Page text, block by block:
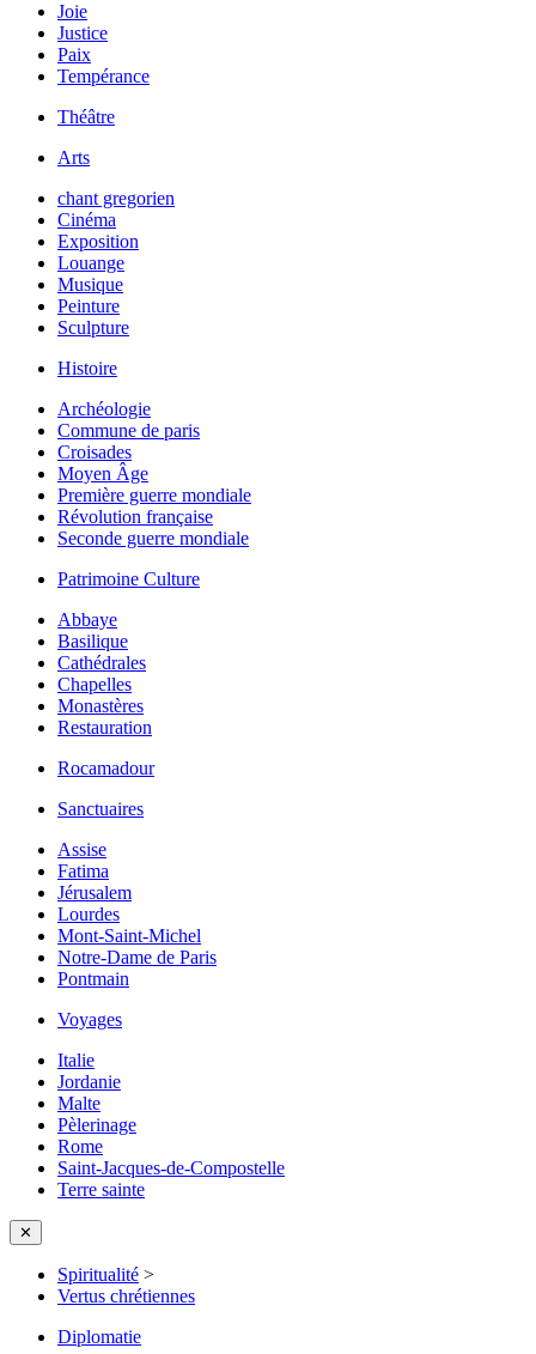
Joie
Justice
Paix
Tempérance
Théâtre
Arts
chant gregorien
Cinéma
Exposition
Louange
Musique
Peinture
Sculpture
Histoire
Archéologie
Commune de paris
Croisades
Moyen Âge
Première guerre mondiale
Révolution française
Seconde guerre mondiale
Patrimoine Culture
Abbaye
Basilique
Cathédrales
Chapelles
Monastères
Restauration
Rocamadour
Sanctuaires
Assise
Fatima
Jérusalem
Lourdes
Mont-Saint-Michel
Notre-Dame de Paris
Pontmain
Voyages
Italie
Jordanie
Malte
Pèlerinage
Rome
Saint-Jacques-de-Compostelle
Terre sainte
✕
Spiritualité >
Vertus chrétiennes
Diplomatie